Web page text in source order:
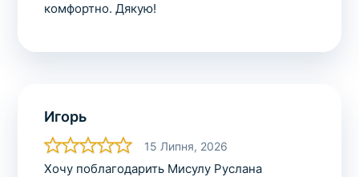
комфортно. Дякую!
Игорь
15 Липня, 2026
Хочу поблагодарить Мисулу Руслана